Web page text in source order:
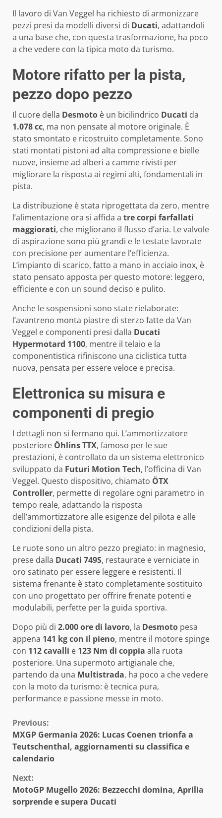
Il lavoro di Van Veggel ha richiesto di armonizzare
pezzi presi da modelli diversi di Ducati, adattandoli
a una base che, con questa trasformazione, ha poco
a che vedere con la tipica moto da turismo.
Motore rifatto per la pista,
pezzo dopo pezzo
Il cuore della Desmoto è un bicilindrico Ducati da
1.078 cc, ma non pensate al motore originale. È
stato smontato e ricostruito completamente. Sono
stati montati pistoni ad alta compressione e bielle
nuove, insieme ad alberi a camme rivisti per
migliorare la risposta ai regimi alti, fondamentali in
pista.
La distribuzione è stata riprogettata da zero, mentre
l’alimentazione ora si affida a tre corpi farfallati
maggiorati, che migliorano il flusso d’aria. Le valvole
di aspirazione sono più grandi e le testate lavorate
con precisione per aumentare l’efficienza.
L’impianto di scarico, fatto a mano in acciaio inox, è
stato pensato apposta per questo motore: leggero,
efficiente e con un sound deciso e pulito.
Anche le sospensioni sono state rielaborate:
l’avantreno monta piastre di sterzo fatte da Van
Veggel e componenti presi dalla Ducati
Hypermotard 1100, mentre il telaio e la
componentistica rifiniscono una ciclistica tutta
nuova, pensata per essere veloce e precisa.
Elettronica su misura e
componenti di pregio
I dettagli non si fermano qui. L’ammortizzatore
posteriore Öhlins TTX, famoso per le sue
prestazioni, è controllato da un sistema elettronico
sviluppato da Futuri Motion Tech, l’officina di Van
Veggel. Questo dispositivo, chiamato ÖTX
Controller, permette di regolare ogni parametro in
tempo reale, adattando la risposta
dell’ammortizzatore alle esigenze del pilota e alle
condizioni della pista.
Le ruote sono un altro pezzo pregiato: in magnesio,
prese dalla Ducati 749S, restaurate e verniciate in
oro satinato per essere leggere e resistenti. Il
sistema frenante è stato completamente sostituito
con uno progettato per offrire frenate potenti e
modulabili, perfette per la guida sportiva.
Dopo più di 2.000 ore di lavoro, la Desmoto pesa
appena 141 kg con il pieno, mentre il motore spinge
con 112 cavalli e 123 Nm di coppia alla ruota
posteriore. Una supermoto artigianale che,
partendo da una Multistrada, ha poco a che vedere
con la moto da turismo: è tecnica pura,
performance e passione messe in moto.
Continue
Reading
Previous:
MXGP Germania 2026: Lucas Coenen trionfa a
Teutschenthal, aggiornamenti su classifica e
calendario
Next:
MotoGP Mugello 2026: Bezzecchi domina, Aprilia
sorprende e supera Ducati